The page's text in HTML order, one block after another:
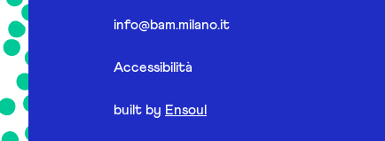
info@bam.milano.it
Accessibilità
built by Ensoul